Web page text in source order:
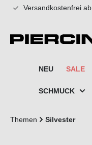
springen Zur
Versandkostenfrei
NEU SALE
SCHMUCK
Themen Silvester